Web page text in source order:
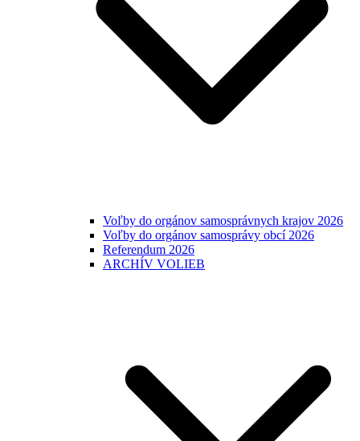
Voľby do orgánov samosprávnych krajov 2026
Voľby do orgánov samosprávy obcí 2026
Referendum 2026
ARCHÍV VOLIEB